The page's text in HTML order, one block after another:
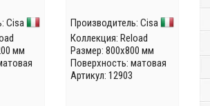
Cisa
мм
Производитель: Cisa
Коллекция: Reload
Размер: 800x800 мм
Поверхность: матовая
Артикул: 12903